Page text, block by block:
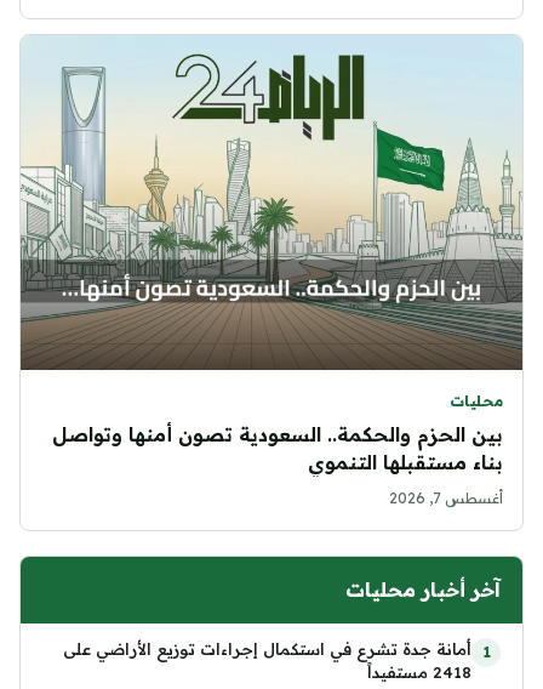
محليات
بين الحزم والحكمة.. السعودية تصون أمنها وتواصل
بناء مستقبلها التنموي
أغسطس 7, 2026
آخر أخبار محليات
أمانة جدة تشرع في استكمال إجراءات توزيع الأراضي على
2418 مستفيداً